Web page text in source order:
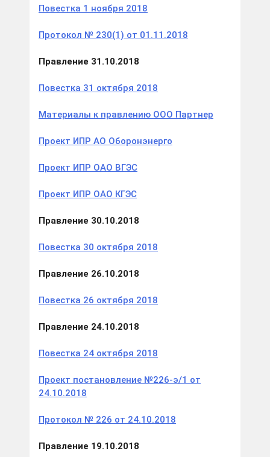
Повестка 1 ноября 2018
Протокол № 230(1) от 01.11.2018
Правление 31.10.2018
Повестка 31 октября 2018
Материалы к правлению ООО Партнер
Проект ИПР АО Оборонэнерго
Проект ИПР ОАО ВГЭС
Проект ИПР ОАО КГЭС
Правление 30.10.2018
Повестка 30 октября 2018
Правление 26.10.2018
Повестка 26 октября 2018
Правление 24.10.2018
Повестка 24 октября 2018
Проект постановление №226-э/1 от
24.10.2018
Протокол № 226 от 24.10.2018
Правление 19.10.2018